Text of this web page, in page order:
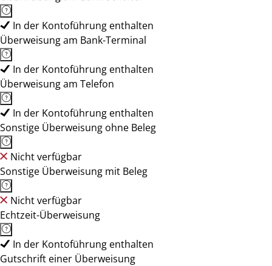
In der Kontoführung enthalten
Überweisung am Bank-Terminal
In der Kontoführung enthalten
Überweisung am Telefon
In der Kontoführung enthalten
Sonstige Überweisung ohne Beleg
Nicht verfügbar
Sonstige Überweisung mit Beleg
Nicht verfügbar
Echtzeit-Überweisung
In der Kontoführung enthalten
Gutschrift einer Überweisung